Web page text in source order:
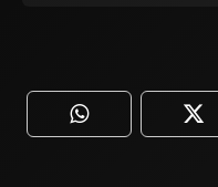
WhatsApp